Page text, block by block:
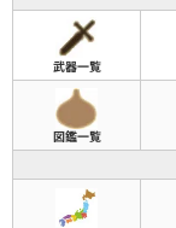
武器一覧
図鑑一覧